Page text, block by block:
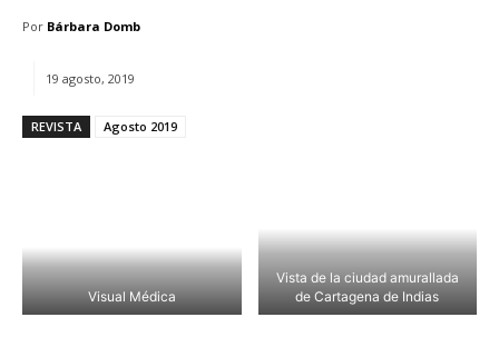
Por Bárbara Domb
19 agosto, 2019
REVISTA Agosto 2019
Visual Médica
Vista de la ciudad amurallada
de Cartagena de Indias